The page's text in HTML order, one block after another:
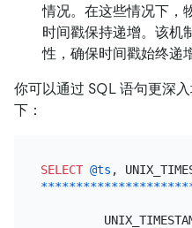
情况。在这些情况下，
时间戳保持递增。该机
性，确保时间戳始终递
你可以通过 SQL 语句更深
下：
SELECT @ts ,
*********************